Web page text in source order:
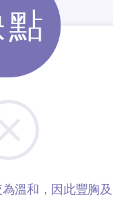
溫和，因此豐胸及